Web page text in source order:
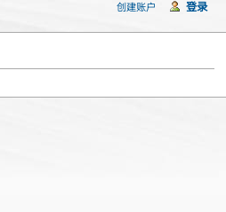
创建账户 登录